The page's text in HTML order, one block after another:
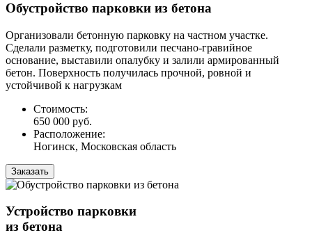
Обустройство парковки из бетона
Организовали бетонную парковку на частном участке.
Сделали разметку, подготовили песчано-гравийное
основание, выставили опалубку и залили армированный
бетон. Поверхность получилась прочной, ровной и
устойчивой к нагрузкам
Стоимость:
650 000 руб.
Расположение:
Ногинск, Московская область
Заказать
Устройство парковки
из бетона